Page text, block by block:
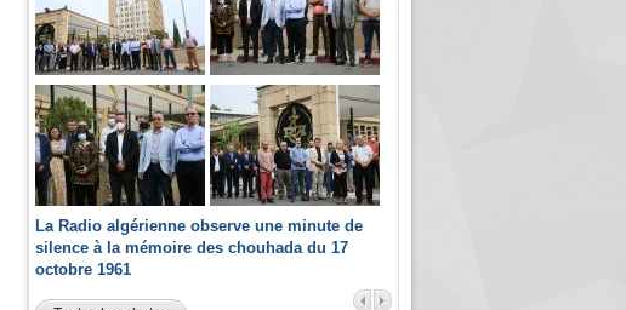
La Radio algérienne observe une minute de
silence à la mémoire des chouhada du 17
octobre 1961